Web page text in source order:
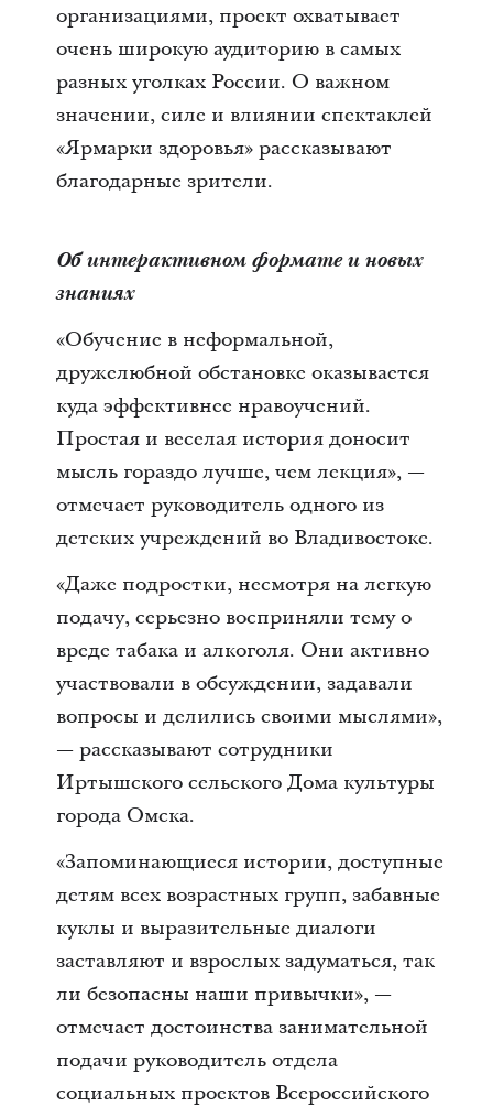
организациями, проект охватывает
очень широкую аудиторию в самых
разных уголках России. О важном
значении, силе и влиянии спектаклей
«Ярмарки здоровья» рассказывают
благодарные зрители.
Об интерактивном формате и новых
знаниях
«Обучение в неформальной,
дружелюбной обстановке оказывается
куда эффективнее нравоучений.
Простая и веселая история доносит
мысль гораздо лучше, чем лекция», —
отмечает руководитель одного из
детских учреждений во Владивостоке.
«Даже подростки, несмотря на легкую
подачу, серьезно восприняли тему о
вреде табака и алкоголя. Они активно
участвовали в обсуждении, задавали
вопросы и делились своими мыслями»,
— рассказывают сотрудники
Иртышского сельского Дома культуры
города Омска.
«Запоминающиеся истории, доступные
детям всех возрастных групп, забавные
куклы и выразительные диалоги
заставляют и взрослых задуматься, так
ли безопасны наши привычки», —
отмечает достоинства занимательной
подачи руководитель отдела
социальных проектов Всероссийского